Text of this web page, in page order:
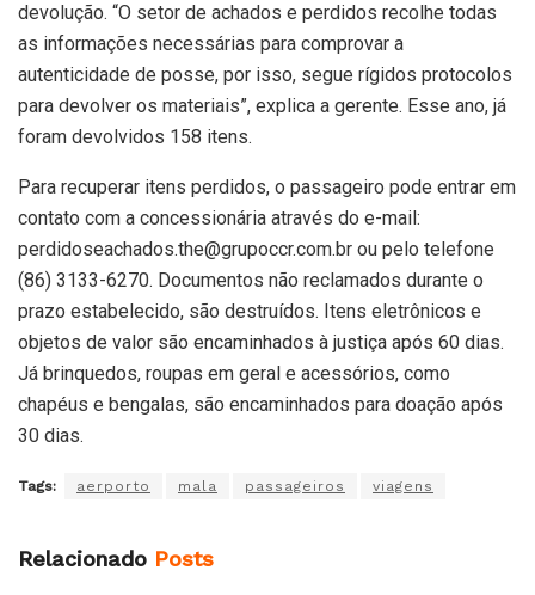
devolução. “O setor de achados e perdidos recolhe todas
as informações necessárias para comprovar a
autenticidade de posse, por isso, segue rígidos protocolos
para devolver os materiais”, explica a gerente. Esse ano, já
foram devolvidos 158 itens.
Para recuperar itens perdidos, o passageiro pode entrar em
contato com a concessionária através do e-mail:
perdidoseachados.the@grupoccr.com.br ou pelo telefone
(86) 3133-6270. Documentos não reclamados durante o
prazo estabelecido, são destruídos. Itens eletrônicos e
objetos de valor são encaminhados à justiça após 60 dias.
Já brinquedos, roupas em geral e acessórios, como
chapéus e bengalas, são encaminhados para doação após
30 dias.
Tags: aerporto mala passageiros viagens
Relacionado Posts